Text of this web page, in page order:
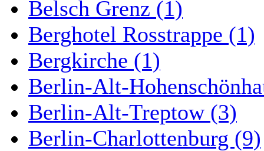
Belsch Grenz (1)
Berghotel Rosstrappe (1)
Bergkirche (1)
Berlin-Alt-
Berlin-Alt-Treptow (3)
Berlin-Charlottenburg (9)